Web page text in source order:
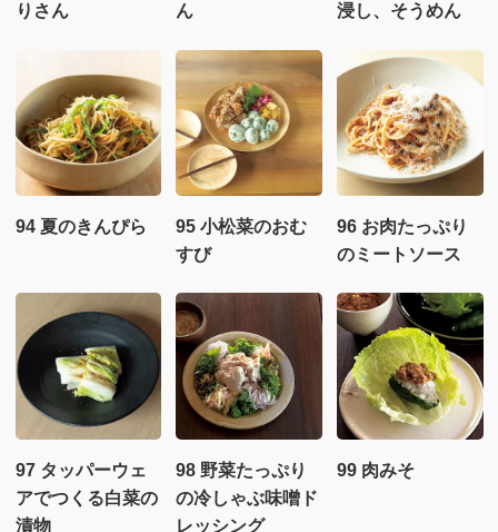
りさん ん 浸し、そうめん
94 夏のきんぴら
95 小松菜のおむ
すび
96 お肉たっぷり
のミートソース
97 タッパーウェ
アでつくる白菜の
漬物
98 野菜たっぷり
の冷しゃぶ味噌ド
レッシング
99 肉みそ